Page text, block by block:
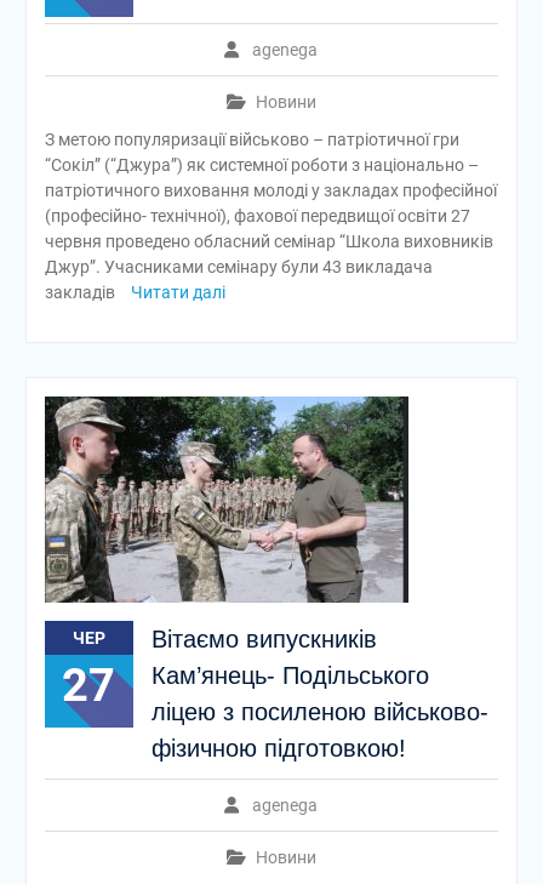
agenega
Новини
З метою популяризації військово – патріотичної гри
“Сокіл” (“Джура”) як системної роботи з національно –
патріотичного виховання молоді у закладах професійної
(професійно- технічної), фахової передвищої освіти 27
червня проведено обласний семінар “Школа виховників
Джур”. Учасниками семінару були 43 викладача
закладів
Читати далі
ЧЕР
27
Вітаємо випускників
Кам’янець- Подільського
ліцею з посиленою військово-
фізичною підготовкою!
agenega
Новини